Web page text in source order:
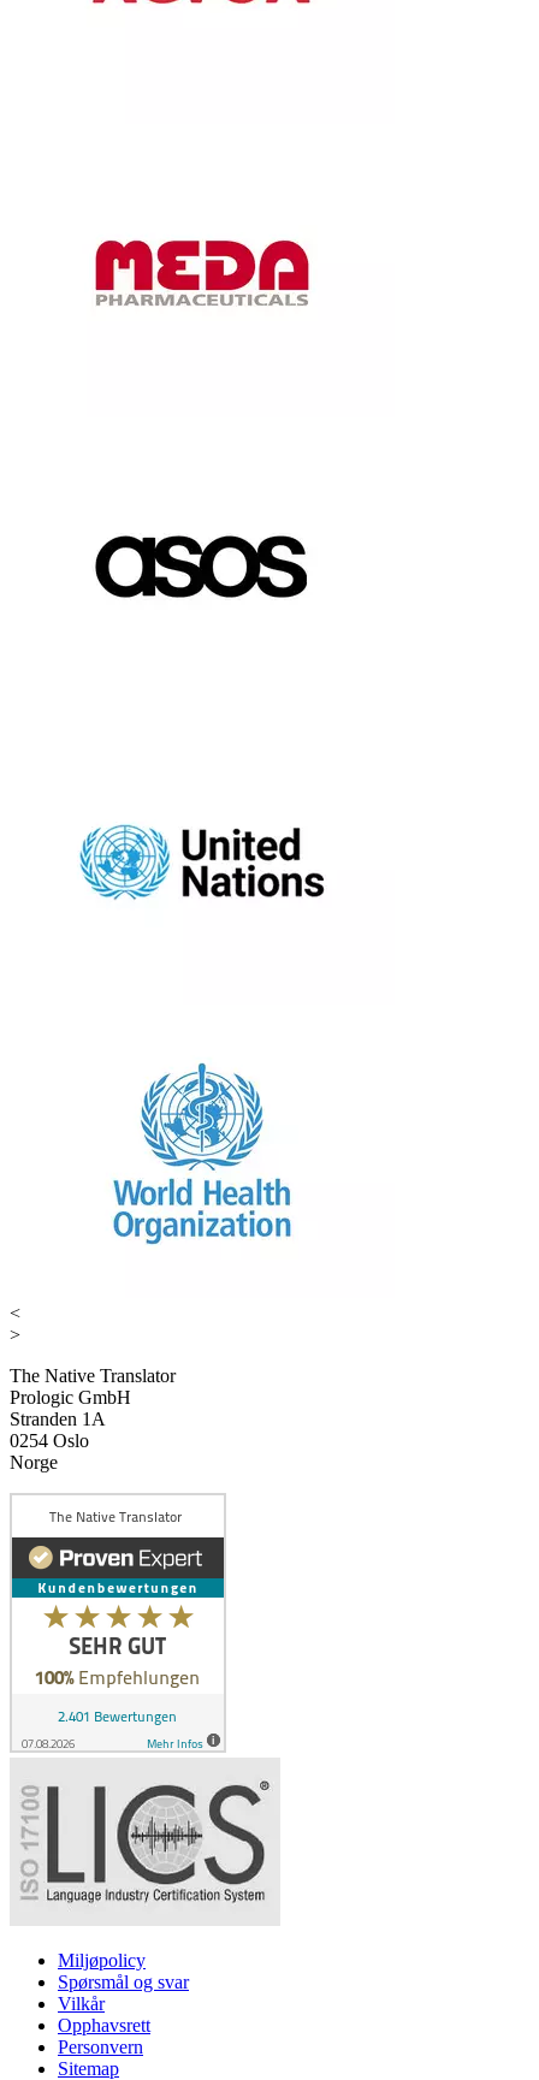
<
>
The Native Translator
Prologic GmbH
Stranden 1A
0254 Oslo
Norge
Miljøpolicy
Spørsmål og svar
Vilkår
Opphavsrett
Personvern
Sitemap